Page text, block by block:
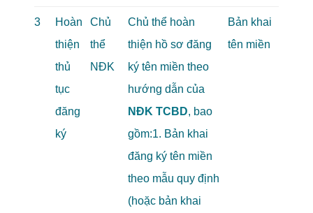
3
Hoàn
thiện
thủ
tục
đăng
ký
Chủ
thể
NĐK
Chủ thể hoàn
thiện hồ sơ đăng
ký tên miền theo
hướng dẫn của
NĐK TCBD, bao
gồm:1. Bản khai
đăng ký tên miền
theo mẫu quy định
(hoặc bản khai
Bản khai
tên miền